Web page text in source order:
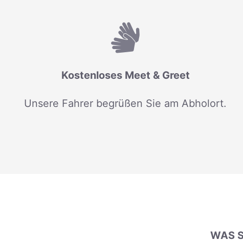
Kostenloses Meet & Greet
Unsere Fahrer begrüßen Sie am Abholort.
WAS